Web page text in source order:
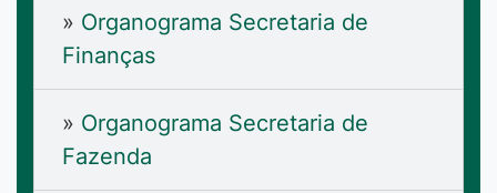
» Organograma Secretaria de
Finanças
» Organograma Secretaria de
Fazenda